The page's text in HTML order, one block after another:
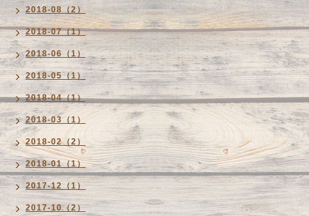
2018-08（2）
2018-07（1）
2018-06（1）
2018-05（1）
2018-04（1）
2018-03（1）
2018-02（2）
2018-01（1）
2017-12（1）
2017-10（2）